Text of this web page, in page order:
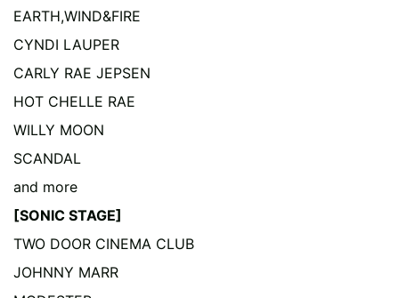
EARTH,WIND&FIRE
CYNDI LAUPER
CARLY RAE JEPSEN
HOT CHELLE RAE
WILLY MOON
SCANDAL
and more
[SONIC STAGE]
TWO DOOR CINEMA CLUB
JOHNNY MARR